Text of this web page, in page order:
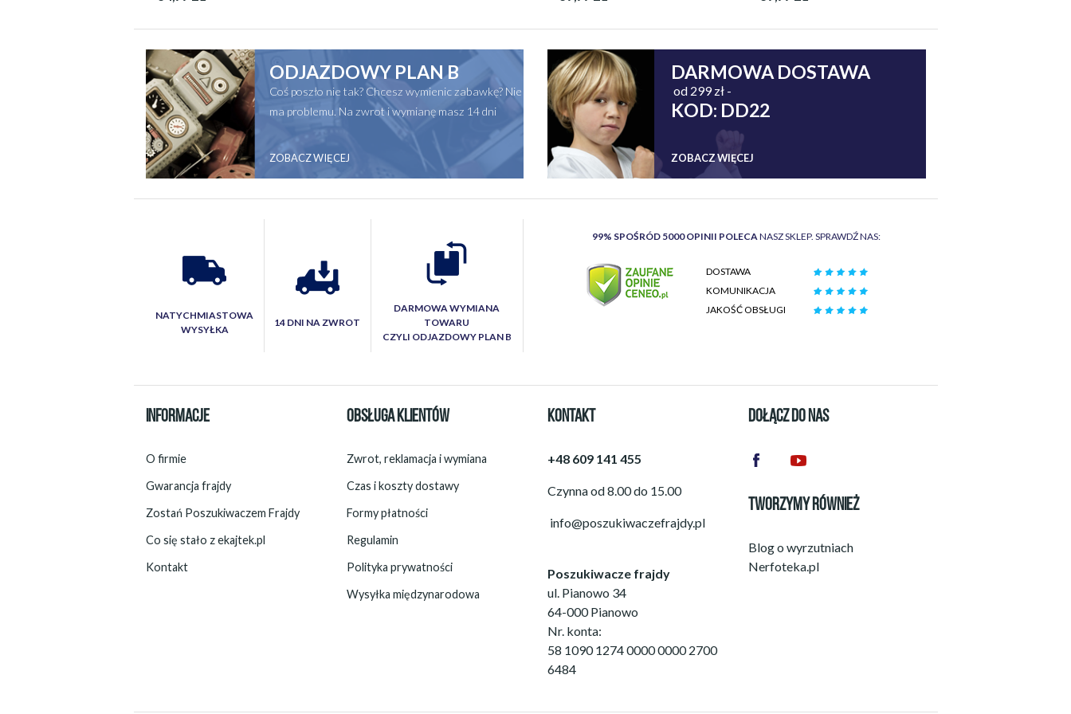
ODJAZDOWY PLAN B
Coś poszło nie tak? Chcesz wymienic zabawkę? Nie
ma problemu. Na zwrot i wymianę masz 14 dni
ZOBACZ WIĘCEJ
DARMOWA DOSTAWA
od 299 zł -
KOD: DD22
ZOBACZ WIĘCEJ
NATYCHMIASTOWA
WYSYŁKA
14 DNI NA ZWROT
DARMOWA WYMIANA
TOWARU
CZYLI ODJAZDOWY PLAN B
99% SPOŚRÓD 5000 OPINII POLECA NASZ SKLEP. SPRAWDŹ NAS:
DOSTAWA
KOMUNIKACJA
JAKOŚĆ OBSŁUGI
INFORMACJE
O firmie
Gwarancja frajdy
Zostań Poszukiwaczem Frajdy
Co się stało z ekajtek.pl
Kontakt
OBSŁUGA KLIENTÓW
Zwrot, reklamacja i wymiana
Czas i koszty dostawy
Formy płatności
Regulamin
Polityka prywatności
Wysyłka międzynarodowa
KONTAKT
+48 609 141 455
Czynna od 8.00 do 15.00
info@poszukiwaczefrajdy.pl
Poszukiwacze frajdy
ul. Pianowo 34
64-000 Pianowo
Nr. konta:
58 1090 1274 0000 0000 2700
6484
DOŁĄCZ DO NAS
TWORZYMY RÓWNIEŻ
Blog o wyrzutniach
Nerfoteka.pl